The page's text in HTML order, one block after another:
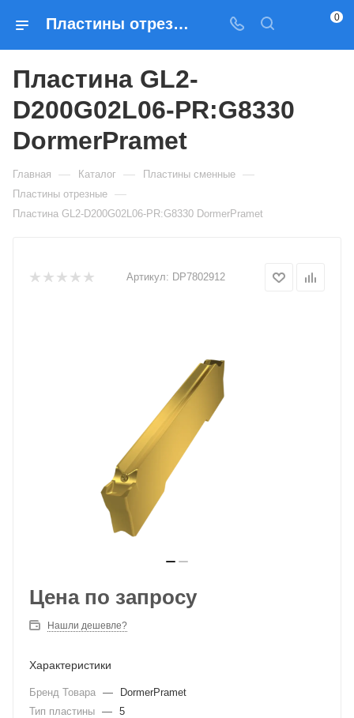
Пластины отрезные Пластина GL2-D200G02L06-PR:G8330 DormerPramet — купить по выгодным ценам в Москве 0
Пластина GL2-
D200G02L06-PR:G8330
DormerPramet
Главная — Каталог — Пластины сменные —
Пластины отрезные —
Пластина GL2-D200G02L06-PR:G8330 DormerPramet
Артикул: DP7802912
Цена по запросу
Нашли дешевле?
Характеристики
Бренд Товара —
DormerPramet
Тип пластины — 5